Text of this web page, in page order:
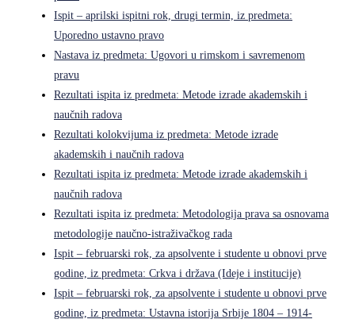
Ispit – aprilski ispitni rok, drugi termin, iz predmeta:
Uporedno ustavno pravo
Nastava iz predmeta: Ugovori u rimskom i savremenom
pravu
Rezultati ispita iz predmeta: Metode izrade akademskih i
naučnih radova
Rezultati kolokvijuma iz predmeta: Metode izrade
akademskih i naučnih radova
Rezultati ispita iz predmeta: Metode izrade akademskih i
naučnih radova
Rezultati ispita iz predmeta: Metodologija prava sa osnovama
metodologije naučno-istraživačkog rada
Ispit – februarski rok, za apsolvente i studente u obnovi prve
godine, iz predmeta: Crkva i država (Ideje i institucije)
Ispit – februarski rok, za apsolvente i studente u obnovi prve
godine, iz predmeta: Ustavna istorija Srbije 1804 – 1914-